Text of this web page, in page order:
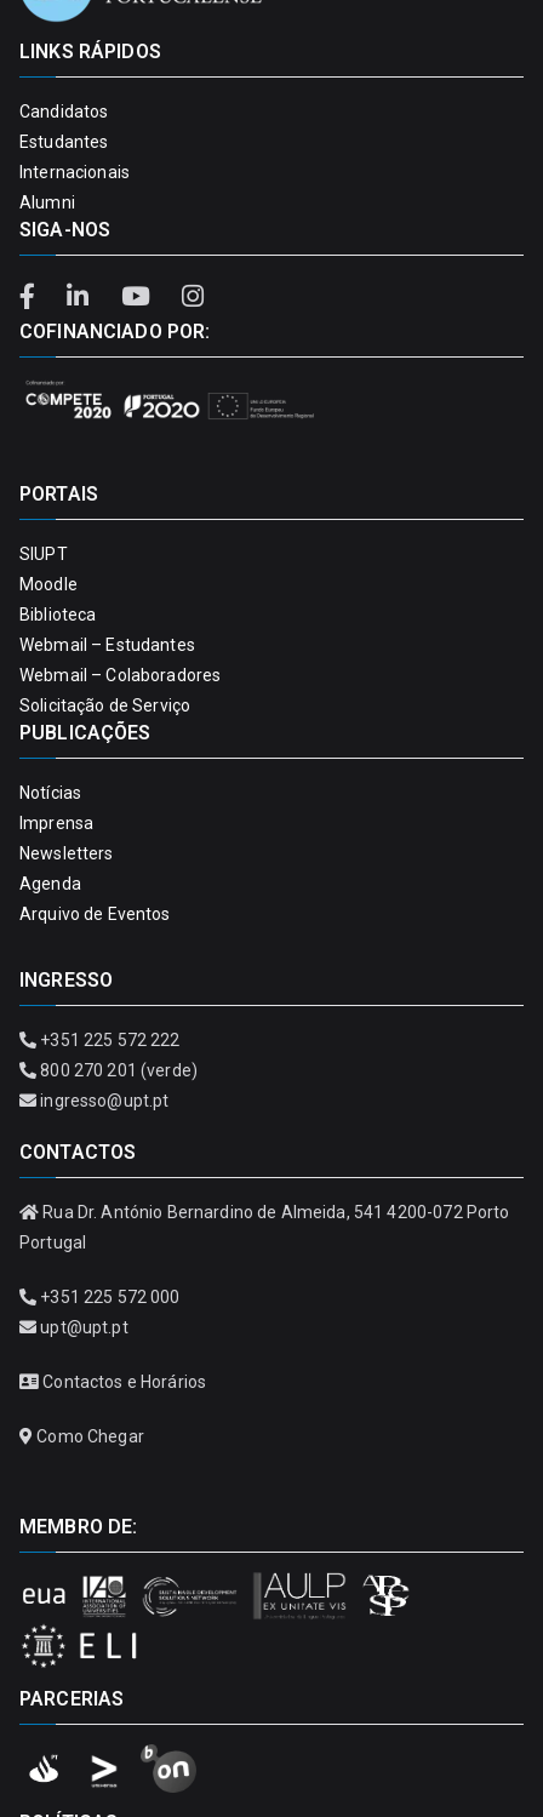
LINKS RÁPIDOS
Candidatos
Estudantes
Internacionais
Alumni
SIGA-NOS
COFINANCIADO POR:
PORTAIS
SIUPT
Moodle
Biblioteca
Webmail – Estudantes
Webmail – Colaboradores
Solicitação de Serviço
PUBLICAÇÕES
Notícias
Imprensa
Newsletters
Agenda
Arquivo de Eventos
INGRESSO
+351 225 572 222
800 270 201 (verde)
ingresso@upt.pt
CONTACTOS
Rua Dr. António Bernardino de Almeida, 541 4200-072 Porto
Portugal
+351 225 572 000
upt@upt.pt
Contactos e Horários
Como Chegar
MEMBRO DE:
PARCERIAS